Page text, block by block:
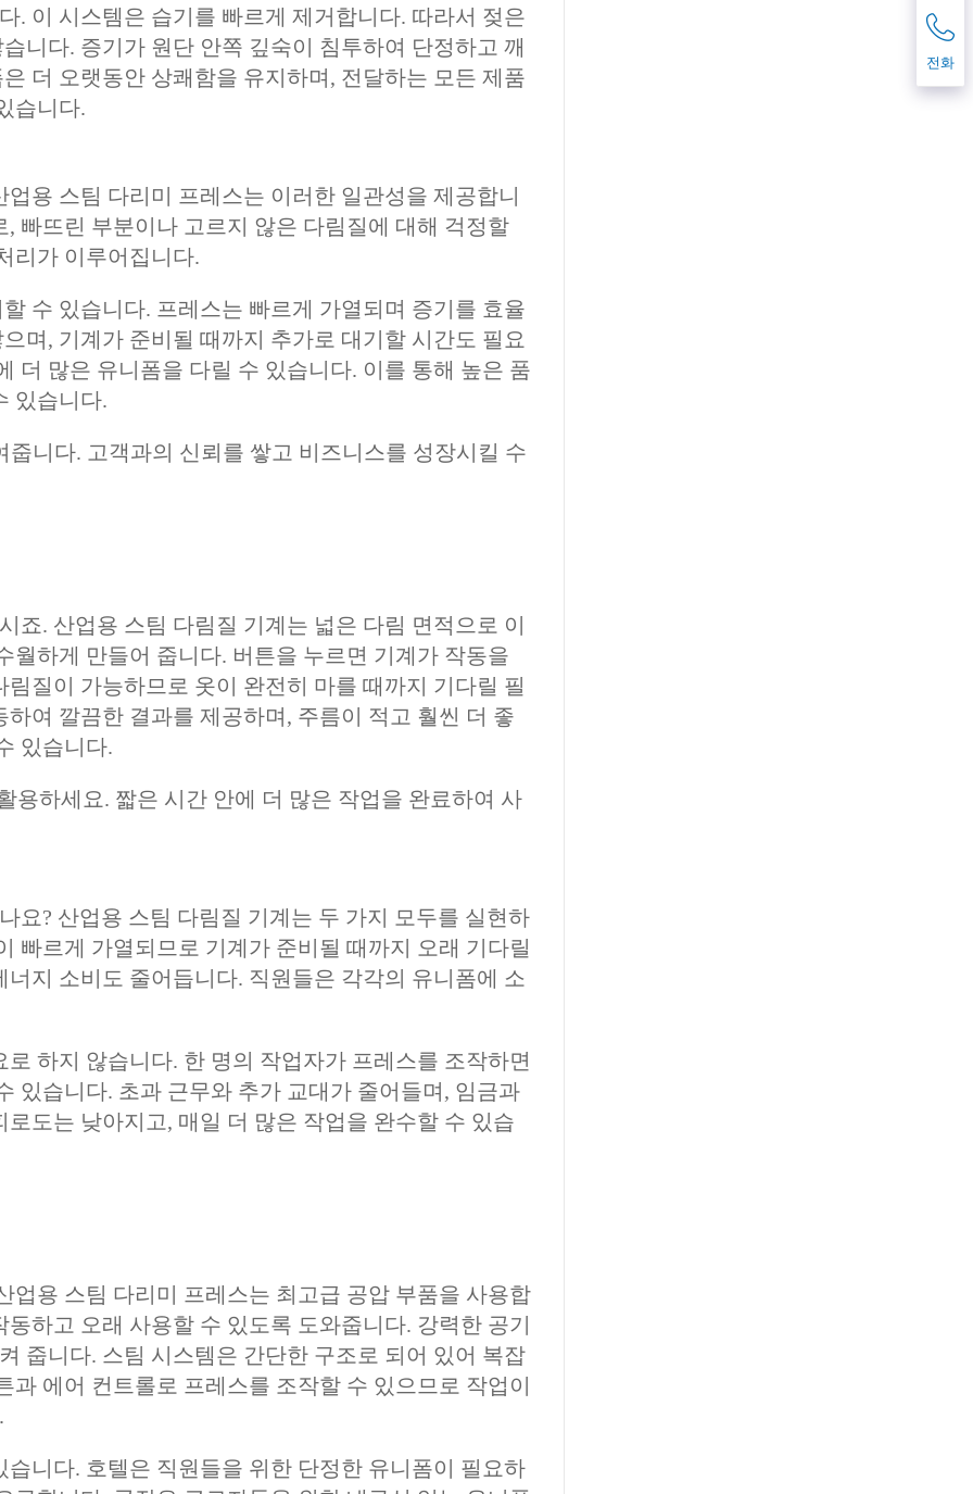
. 이 시스템은 습기를 빠르게 제거합니다. 따라서 젖은
니다. 증기가 원단 안쪽 깊숙이 침투하여 단정하고 깨
더 오랫동안 상쾌함을 유지하며, 전달하는 모든 제품
습니다.
용 스팀 다리미 프레스는 이러한 일관성을 제공합니
빠뜨린 부분이나 고르지 않은 다림질에 대해 걱정할
리가 이루어집니다.
수 있습니다. 프레스는 빠르게 가열되며 증기를 효율
며, 기계가 준비될 때까지 추가로 대기할 시간도 필요
더 많은 유니폼을 다릴 수 있습니다. 이를 통해 높은 품
있습니다.
니다. 고객과의 신뢰를 쌓고 비즈니스를 성장시킬 수
죠. 산업용 스팀 다림질 기계는 넓은 다림 면적으로 이
월하게 만들어 줍니다. 버튼을 누르면 기계가 작동을
질이 가능하므로 옷이 완전히 마를 때까지 기다릴 필
여 깔끔한 결과를 제공하며, 주름이 적고 훨씬 더 좋
있습니다.
용하세요. 짧은 시간 안에 더 많은 작업을 완료하여 사
요? 산업용 스팀 다림질 기계는 두 가지 모두를 실현하
빠르게 가열되므로 기계가 준비될 때까지 오래 기다릴
지 소비도 줄어듭니다. 직원들은 각각의 유니폼에 소
하지 않습니다. 한 명의 작업자가 프레스를 조작하면
있습니다. 초과 근무와 추가 교대가 줄어들며, 임금과
도는 낮아지고, 매일 더 많은 작업을 완수할 수 있습
업용 스팀 다리미 프레스는 최고급 공압 부품을 사용합
하고 오래 사용할 수 있도록 도와줍니다. 강력한 공기
줍니다. 스팀 시스템은 간단한 구조로 되어 있어 복잡
에어 컨트롤로 프레스를 조작할 수 있으므로 작업이
니다. 호텔은 직원들을 위한 단정한 유니폼이 필요하
전화